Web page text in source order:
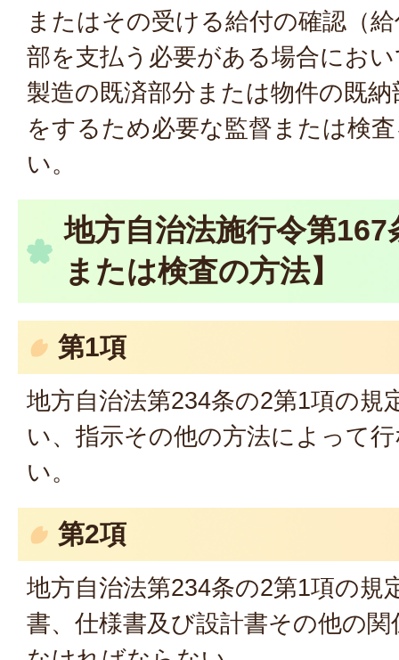
またはその受ける給付の確認（
部を支払う必要がある場合にお
製造の既済部分または物件の既
をするため必要な監督または検
い。
地方自治法施行令第167
または検査の方法】
第1項
地方自治法第234条の2第1項の規
い、指示その他の方法によって
い。
第2項
地方自治法第234条の2第1項の規
書、仕様書及び設計書その他の